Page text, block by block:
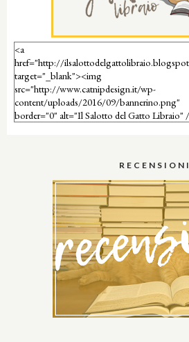
RECENSIONI